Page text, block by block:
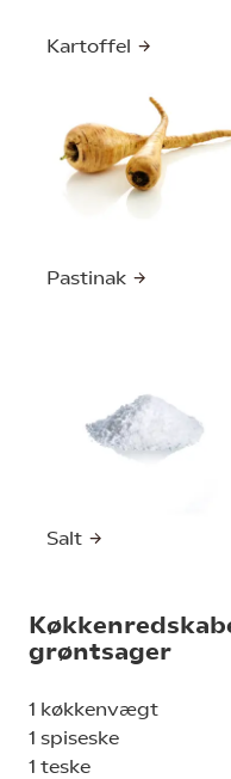
Kartoffel
Pastinak
Salt
grøntsager
1 køkkenvægt
1 spiseske
1 teske